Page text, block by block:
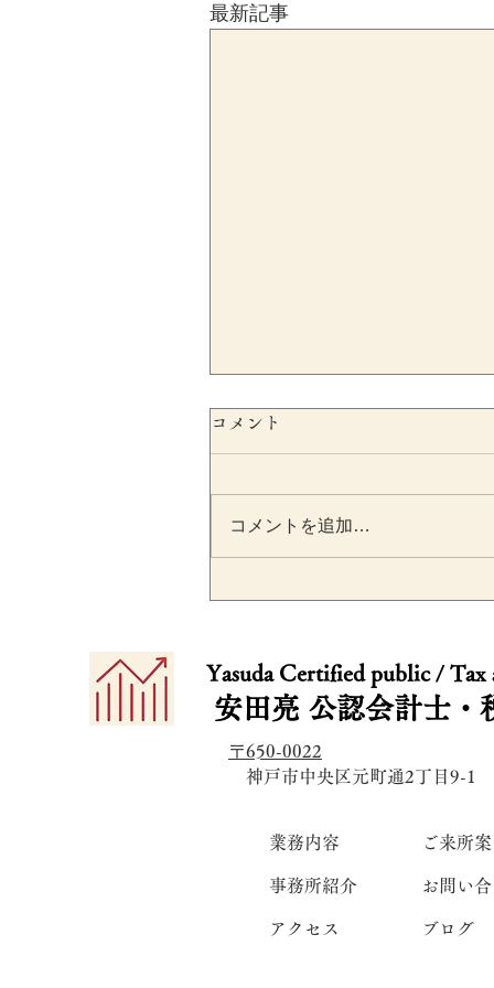
最新記事
源泉所得税の納期の特例と
場合の注意点を税理士が解説
コメント
コメントを追加…
​​Yasuda Certified public / Tax
安田亮 公認会計士・
〒650-0022
神戸市中央区元町通2丁目9-1
業務内容
事務所紹介
アクセス
ご来所
お問い
ブログ